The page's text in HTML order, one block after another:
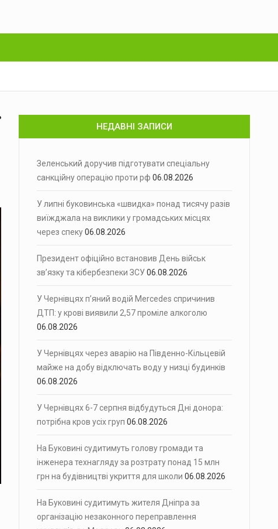
НЕДАВНІ ЗАПИСИ
Зеленський доручив підготувати спеціальну
санкційну операцію проти рф 06.08.2026
У липні буковинська «швидка» понад тисячу разів
виїжджала на виклики у громадських місцях
через спеку06.08.2026
Президент офіційно встановив День військ
зв’язку та кібербезпеки ЗСУ06.08.2026
У Чернівцях п’яний водій Mercedes спричинив
ДТП: у крові виявили 2,57 проміле алкоголю
06.08.2026
У Чернівцях через аварію на Південно-Кільцевій
майже на добу відключать воду у низці будинків
06.08.2026
У Чернівцях 6-7 серпня відбудуться Дні донора:
потрібна кров усіх груп 06.08.2026
На Буковині судитимуть голову громади та
інженера технагляду за розтрату понад 15 млн
грн на будівництві укриття для школи 06.08.2026
На Буковині судитимуть жителя Дніпра за
організацію незаконного переправлення